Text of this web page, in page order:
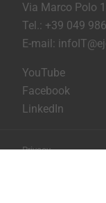
Via Marco Polo
Tel.: +39 049
E-mail:
YouTube
Facebook
LinkedIn
Privacy